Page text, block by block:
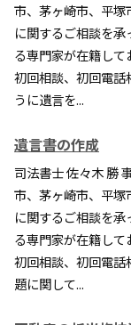
市、茅ヶ崎市、平塚
に関するご相談を
る専門家が在籍して
初回相談、初回電話
うに遺言を...
遺言書の作成
司法書士 佐々木 勝
市、茅ヶ崎市、平塚
に関するご相談を
る専門家が在籍して
初回相談、初回電
題に関して...